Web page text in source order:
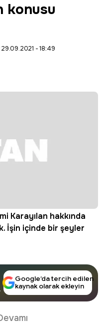
konusu
29.09.2021 - 18:49
Karayılan hakkında
İşin içinde bir şeyler
Google’da tercih edilen
kaynak olarak ekleyin